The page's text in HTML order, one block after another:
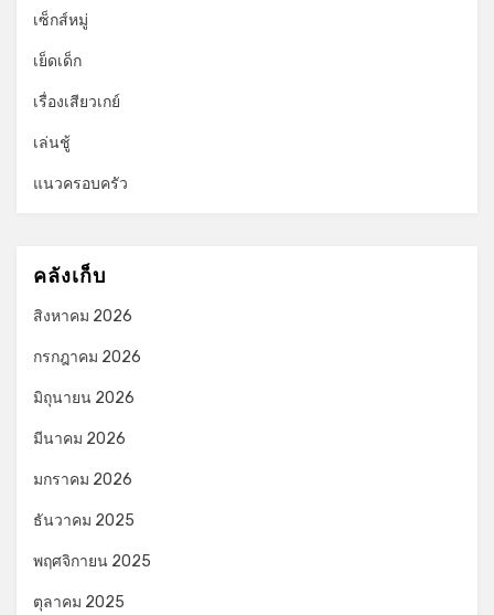
เซ็กส์หมู่
เย็ดเด็ก
เรื่องเสียวเกย์
เล่นชู้
แนวครอบครัว
คลังเก็บ
สิงหาคม 2026
กรกฎาคม 2026
มิถุนายน 2026
มีนาคม 2026
มกราคม 2026
ธันวาคม 2025
พฤศจิกายน 2025
ตุลาคม 2025